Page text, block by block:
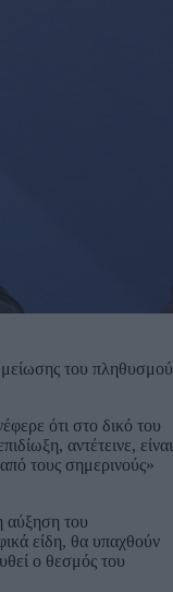
του πληθυσμού
ότι στο δικό του
αντέτεινε, είναι
τους σημερινούς»
αύξηση του
είδη, θα υπαχθούν
ο θεσμός του